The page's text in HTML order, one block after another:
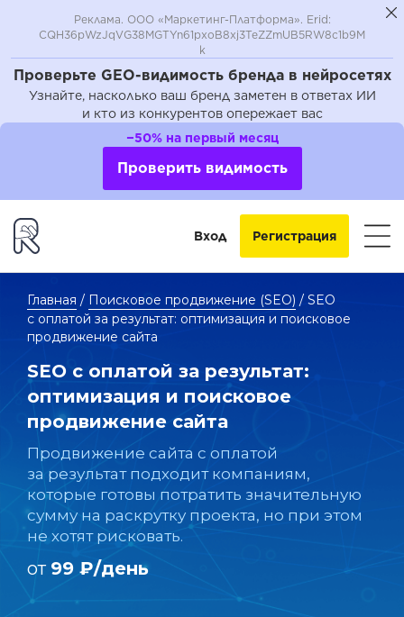
Проверьте GEO-видимость бренда в нейросетях
Узнайте, насколько ваш бренд заметен в ответах ИИ
и кто из конкурентов опережает вас
Реклама. ООО «Маркетинг-Платформа». Erid:
CQH36pWzJqVG38MGTYn61pxoB8xj3TeZZmUB5RW8c1b9M
k
−50% на первый месяц
Проверить видимость
Вход Регистрация
Главная / Поисковое продвижение (SEO) / SEO
с оплатой за результат: оптимизация и поисковое
продвижение сайта
SEO с оплатой за результат:
оптимизация и поисковое
продвижение сайта
Продвижение сайта с оплатой
за результат подходит компаниям,
которые готовы потратить значительную
сумму на раскрутку проекта, но при этом
не хотят рисковать.
от 99 ₽/день